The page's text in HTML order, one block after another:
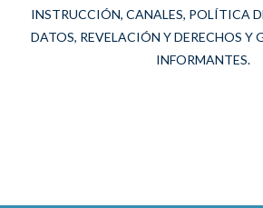
INSTRUCCIÓN, CANALES, POLÍTICA
DATOS, REVELACIÓN Y DERECHOS Y
INFORMANTES.